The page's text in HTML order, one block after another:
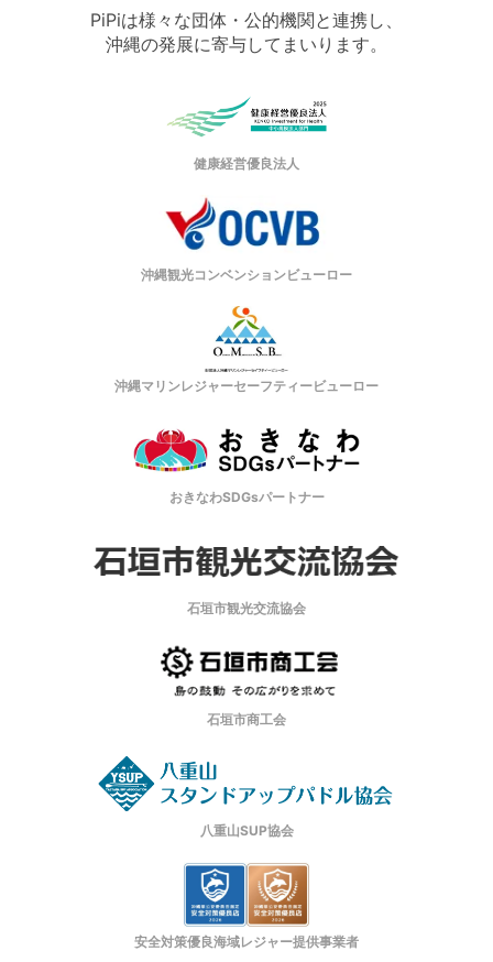
PiPiは様々な団体・公的機関と連携し、
沖縄の発展に寄与してまいります。
健康経営優良法人
沖縄観光コンベンションビューロー
沖縄マリンレジャーセーフティービューロー
おきなわSDGsパートナー
石垣市観光交流協会
石垣市商工会
八重山SUP協会
安全対策優良海域レジャー提供事業者